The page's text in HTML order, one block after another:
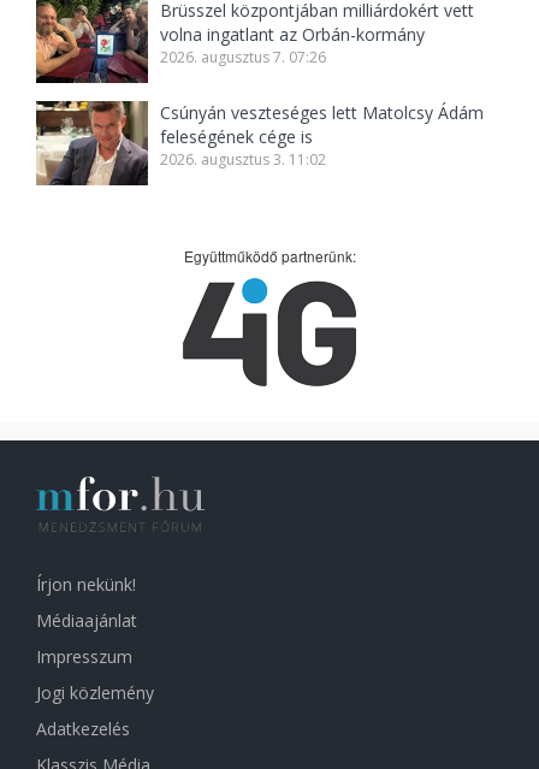
Brüsszel központjában milliárdokért vett
volna ingatlant az Orbán-kormány
2026. augusztus 7. 07:26
Csúnyán veszteséges lett Matolcsy Ádám
feleségének cége is
2026. augusztus 3. 11:02
Együttműködő partnerünk:
Írjon nekünk!
Médiaajánlat
Impresszum
Jogi közlemény
Adatkezelés